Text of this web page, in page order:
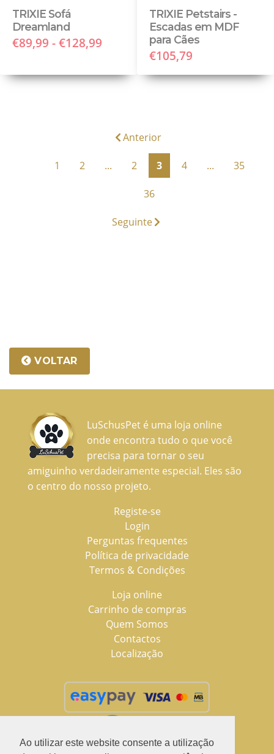
Ao utilizar este website consente a utilização
TRIXIE Sofá
Dreamland
€89,99 - €128,99
TRIXIE Petstairs -
Escadas em MDF
para Cães
€105,79
Anterior
1 2 ... 2 3 4 ... 35
36
Seguinte
VOLTAR
LuSchusPet é uma loja online
onde encontra tudo o que você
precisa para tornar o seu
amiguinho verdadeiramente especial. Eles são
o centro do nosso projeto.
Registe-se
Login
Perguntas frequentes
Política de privacidade
Termos & Condições
Loja online
Carrinho de compras
Quem Somos
Contactos
Localização